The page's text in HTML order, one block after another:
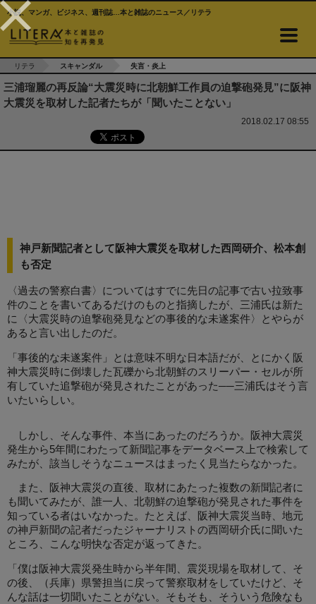
小説、マンガ、ビジネス、週刊誌…本と雑誌のニュース／リテラ
リテラ スキャンダル 失言・炎上
三浦瑠麗の再反論“大震災時に北朝鮮工作員の迫撃砲発見”に阪神
大震災を取材した記者たちが「聞いたことない」
2018.02.17 08:55
神戸新聞記者として阪神大震災を取材した西岡研介、松本創
も否定
〈過去の警察白書〉についてはすでに先日の記事で古い拉致事
件のことを書いてあるだけのものと指摘したが、三浦氏は新た
に〈大震災時の迫撃砲発見などの事後的な未遂案件〉とやらが
あると言い出したのだ。
「事後的な未遂案件」とは意味不明な日本語だが、とにかく阪
神大震災時に倒壊した瓦礫から北朝鮮のスリーパー・セルが所
有していた追撃砲が発見されたことがあった──三浦氏はそう言
いたいらしい。
しかし、そんな事件、本当にあったのだろうか。阪神大震災
発生から5年間にわたって新聞記事をデータベース上で検索して
みたが、該当しそうなニュースはまったく見当たらなかった。
また、阪神大震災の直後、取材にあたった複数の新聞記者に
も聞いてみたが、誰一人、北朝鮮の迫撃砲が発見された事件を
知っている者はいなかった。たとえば、阪神大震災当時、地元
の神戸新聞の記者だったジャーナリストの西岡研介氏に聞いた
ところ、こんな明快な否定が返ってきた。
「僕は阪神大震災発生時から半年間、震災現場を取材して、そ
の後、（兵庫）県警担当に戻って警察取材をしていたけど、そ
んな話は一切聞いたことがない。そもそも、そういう危険なも